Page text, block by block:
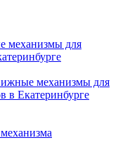
механизмы для
механизмы для
в Екатеринбурге